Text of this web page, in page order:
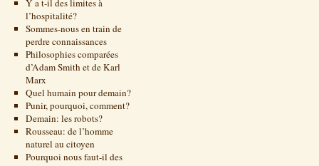
Y a t-il des limites à
l’hospitalité?
Sommes-nous en train de
perdre connaissances
Philosophies comparées
d’Adam Smith et de Karl
Marx
Quel humain pour demain?
Punir, pourquoi, comment?
Demain: les robots?
Rousseau: de l’homme
naturel au citoyen
Pourquoi nous faut-il des